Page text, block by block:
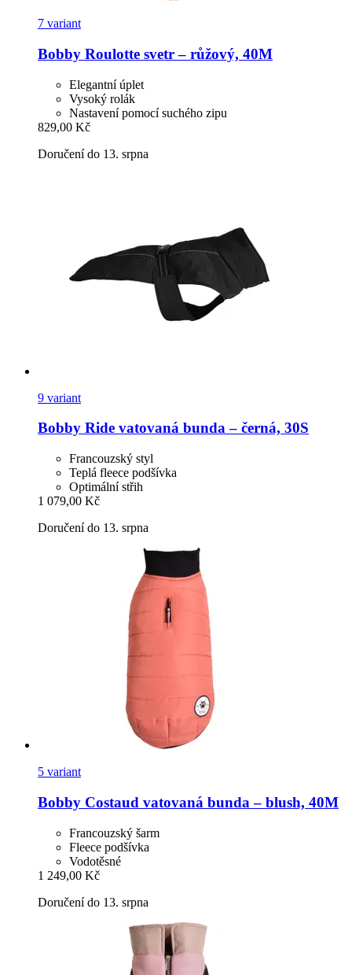
7 variant
Bobby Roulotte svetr – růžový, 40M
Elegantní úplet
Vysoký rolák
Nastavení pomocí suchého zipu
829,00 Kč
Doručení do 13. srpna
9 variant
Bobby Ride vatovaná bunda – černá, 30S
Francouzský styl
Teplá fleece podšívka
Optimální střih
1 079,00 Kč
Doručení do 13. srpna
5 variant
Bobby Costaud vatovaná bunda – blush, 40M
Francouzský šarm
Fleece podšívka
Vodotěsné
1 249,00 Kč
Doručení do 13. srpna